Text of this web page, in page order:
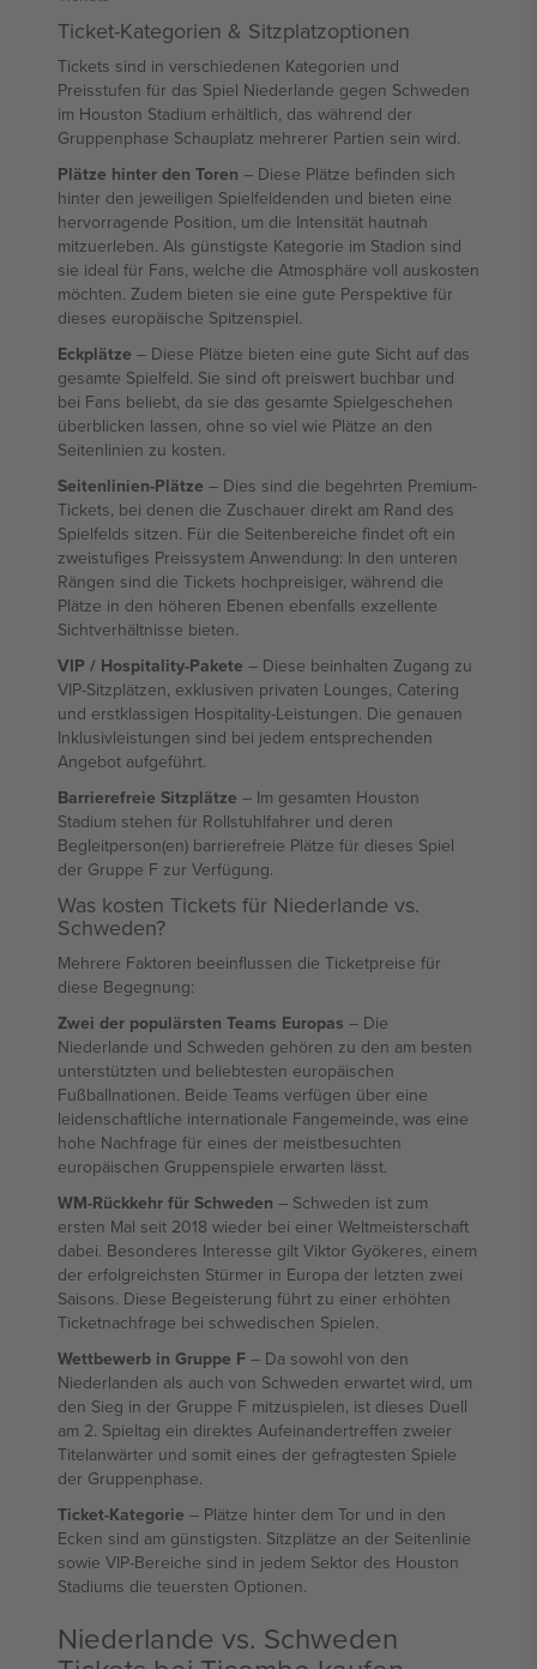
Ticket-Kategorien & Sitzplatzoptionen
Tickets sind in verschiedenen Kategorien und
Preisstufen für das Spiel Niederlande gegen Schweden
im Houston Stadium erhältlich, das während der
Gruppenphase Schauplatz mehrerer Partien sein wird.
Plätze hinter den Toren – Diese Plätze befinden sich
hinter den jeweiligen Spielfeldenden und bieten eine
hervorragende Position, um die Intensität hautnah
mitzuerleben. Als günstigste Kategorie im Stadion sind
sie ideal für Fans, welche die Atmosphäre voll auskosten
möchten. Zudem bieten sie eine gute Perspektive für
dieses europäische Spitzenspiel.
Eckplätze – Diese Plätze bieten eine gute Sicht auf das
gesamte Spielfeld. Sie sind oft preiswert buchbar und
bei Fans beliebt, da sie das gesamte Spielgeschehen
überblicken lassen, ohne so viel wie Plätze an den
Seitenlinien zu kosten.
Seitenlinien-Plätze – Dies sind die begehrten Premium-
Tickets, bei denen die Zuschauer direkt am Rand des
Spielfelds sitzen. Für die Seitenbereiche findet oft ein
zweistufiges Preissystem Anwendung: In den unteren
Rängen sind die Tickets hochpreisiger, während die
Plätze in den höheren Ebenen ebenfalls exzellente
Sichtverhältnisse bieten.
VIP / Hospitality-Pakete – Diese beinhalten Zugang zu
VIP-Sitzplätzen, exklusiven privaten Lounges, Catering
und erstklassigen Hospitality-Leistungen. Die genauen
Inklusivleistungen sind bei jedem entsprechenden
Angebot aufgeführt.
Barrierefreie Sitzplätze – Im gesamten Houston
Stadium stehen für Rollstuhlfahrer und deren
Begleitperson(en) barrierefreie Plätze für dieses Spiel
der Gruppe F zur Verfügung.
Was kosten Tickets für Niederlande vs.
Schweden?
Mehrere Faktoren beeinflussen die Ticketpreise für
diese Begegnung:
Zwei der populärsten Teams Europas – Die
Niederlande und Schweden gehören zu den am besten
unterstützten und beliebtesten europäischen
Fußballnationen. Beide Teams verfügen über eine
leidenschaftliche internationale Fangemeinde, was eine
hohe Nachfrage für eines der meistbesuchten
europäischen Gruppenspiele erwarten lässt.
WM-Rückkehr für Schweden – Schweden ist zum
ersten Mal seit 2018 wieder bei einer Weltmeisterschaft
dabei. Besonderes Interesse gilt Viktor Gyökeres, einem
der erfolgreichsten Stürmer in Europa der letzten zwei
Saisons. Diese Begeisterung führt zu einer erhöhten
Ticketnachfrage bei schwedischen Spielen.
Wettbewerb in Gruppe F – Da sowohl von den
Niederlanden als auch von Schweden erwartet wird, um
den Sieg in der Gruppe F mitzuspielen, ist dieses Duell
am 2. Spieltag ein direktes Aufeinandertreffen zweier
Titelanwärter und somit eines der gefragtesten Spiele
der Gruppenphase.
Ticket-Kategorie – Plätze hinter dem Tor und in den
Ecken sind am günstigsten. Sitzplätze an der Seitenlinie
sowie VIP-Bereiche sind in jedem Sektor des Houston
Stadiums die teuersten Optionen.
Niederlande vs. Schweden